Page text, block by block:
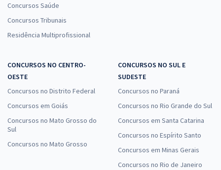
Concursos Saúde
Concursos Tribunais
Residência Multiprofissional
CONCURSOS NO CENTRO-
OESTE
Concursos no Distrito Federal
Concursos em Goiás
Concursos no Mato Grosso do
Sul
Concursos no Mato Grosso
CONCURSOS NO SUL E
SUDESTE
Concursos no Paraná
Concursos no Rio Grande do Sul
Concursos em Santa Catarina
Concursos no Espírito Santo
Concursos em Minas Gerais
Concursos no Rio de Janeiro